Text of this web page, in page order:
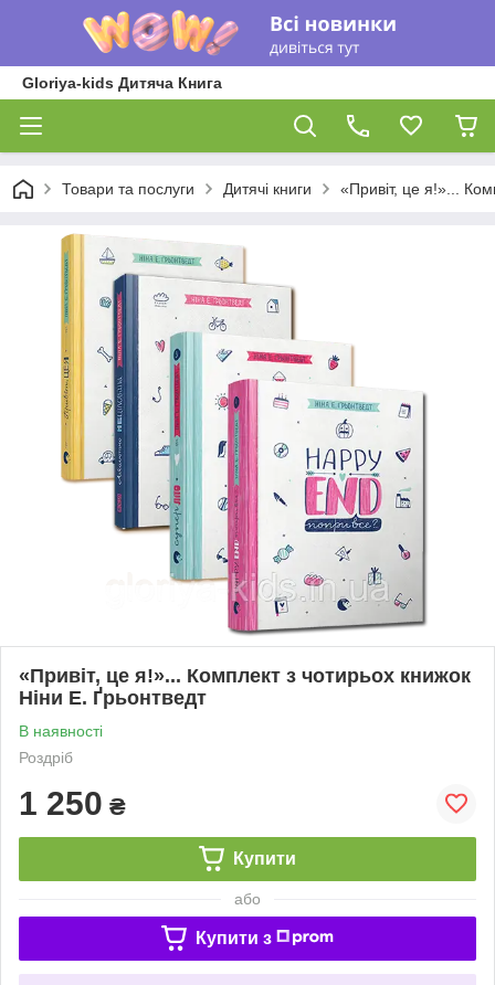
Gloriya-kids Дитяча Книга
Товари та послуги Дитячі книги «Привіт, це я!»...
«Привіт, це я!»... Комплект з чотирьох книжок
Ніни Е. Ґрьонтведт
В наявності
Роздріб
1 250 ₴
Купити
або
Купити з